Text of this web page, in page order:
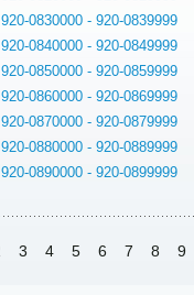
920-0830000 - 920-0839999
920-0840000 - 920-0849999
920-0850000 - 920-0859999
920-0860000 - 920-0869999
920-0870000 - 920-0879999
920-0880000 - 920-0889999
920-0890000 - 920-0899999
3 4 5 6 7 8 9